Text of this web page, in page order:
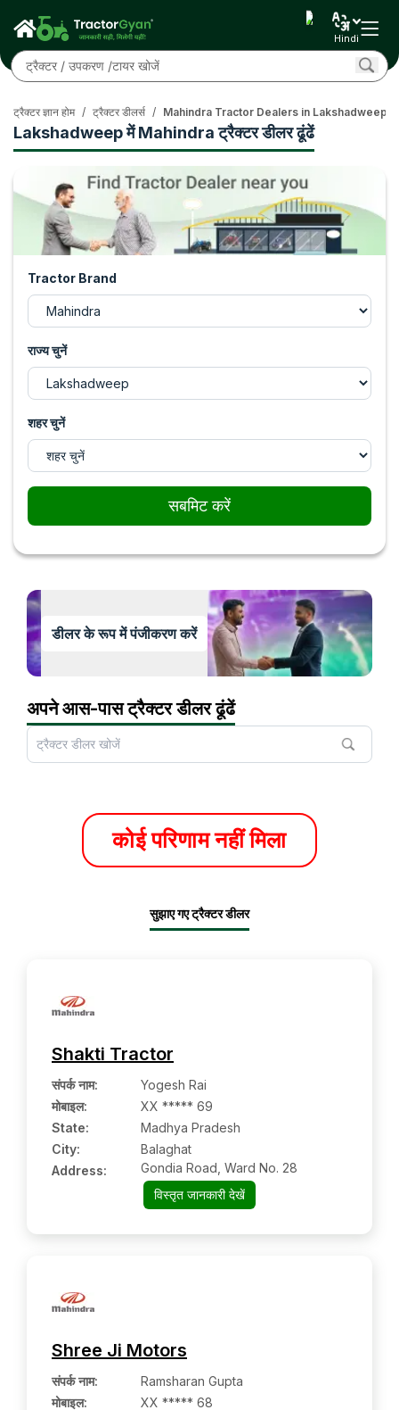
Hindi
Lakshadweep में Mahindra ट्रैक्टर डीलर ढूंढें
ट्रैक्टर ज्ञान होम / ट्रैक्टर डीलर्स / Mahindra Tractor Dealers in Lakshadweep
Tractor Brand
राज्य चुनें
शहर चुनें
सबमिट करें
डीलर के रूप में पंजीकरण करें
अपने आस-पास ट्रैक्टर डीलर ढूंढें
कोई परिणाम नहीं मिला
सुझाए गए ट्रैक्टर डीलर
Shakti Tractor
संपर्क नाम:
Yogesh Rai
मोबाइल:
XX ***** 69
State:
Madhya Pradesh
City:
Balaghat
Address:
Gondia Road, Ward No. 28
विस्तृत जानकारी देखें
Shree Ji Motors
संपर्क नाम:
Ramsharan Gupta
मोबाइल:
XX ***** 68